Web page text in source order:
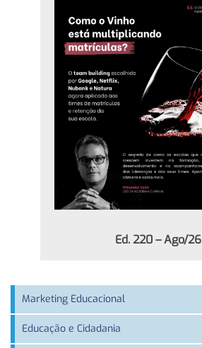
Ed. 220 – Ago/26
Marketing Educacional
Educação e Cidadania